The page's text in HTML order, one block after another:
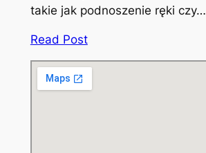
takie jak podnoszenie ręki czy…
Read Post